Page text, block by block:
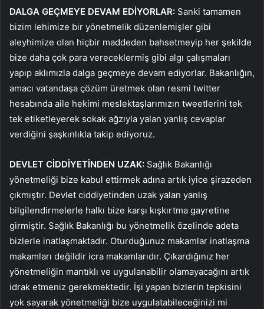
DALGA GEÇMEYE DEVAM EDİYORLAR: Sanki tamamen
bizim lehimize bir yönetmelik düzenlemişler gibi
aleyhimize olan hiçbir maddeden bahsetmeyip her şekilde
bize daha çok para vereceklermiş gibi algı çalışmaları
yapıp aklımızla dalga geçmeye devam ediyorlar. Bakanlığın,
amacı vatandaşa çözüm üretmek olan resmi twitter
hesabında aile hekimi meslektaşlarımızın tweetlerini tek
tek etiketleyerek sokak ağzıyla yalan yanlış cevaplar
verdiğini şaşkınlıkla takip ediyoruz.
DEVLET CİDDİYETİNDEN UZAK: Sağlık Bakanlığı
yönetmeliği bize kabul ettirmek adına artık iyice şirazeden
çıkmıştır. Devlet ciddiyetinden uzak yalan yanlış
bilgilendirmelerle halkı bize karşı kışkırtma gayretine
girmiştir. Sağlık Bakanlığı bu yönetmelik özelinde adeta
bizlerle inatlaşmaktadır. Oturduğunuz makamlar inatlaşma
makamları değildir icra makamlarıdır. Çıkardığınız her
yönetmeliğin mantıklı ve uygulanabilir olamayacağını artık
idrak etmeniz gerekmektedir. İşi yapan bizlerin tepkisini
yok sayarak yönetmeliği bize uygulatabileceğinizi mi